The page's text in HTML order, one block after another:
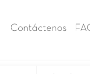
Contáctenos